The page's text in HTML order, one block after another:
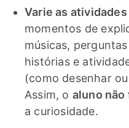
Varie as
momentos de
músicas,
histórias e
(como desenhar
Assim, o aluno
a curiosidade.